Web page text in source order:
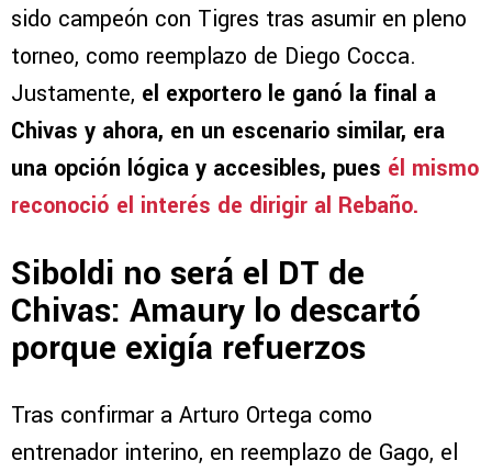
sido campeón con Tigres tras asumir en pleno
torneo, como reemplazo de Diego Cocca.
Justamente, el exportero le ganó la final a
Chivas y ahora, en un escenario similar, era
una opción lógica y accesibles, pues él mismo
reconoció el interés de dirigir al Rebaño.
Siboldi no será el DT de
Chivas: Amaury lo descartó
porque exigía refuerzos
Tras confirmar a Arturo Ortega como
entrenador interino, en reemplazo de Gago, el